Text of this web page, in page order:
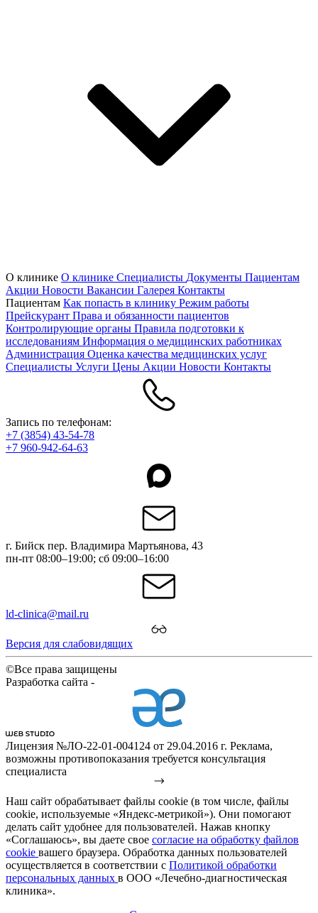
О клинике О клинике Специалисты Документы Пациентам
Акции Новости Вакансии Галерея Контакты
Пациентам Как попасть в клинику Режим работы
Прейскурант Права и обязанности пациентов
Контролирующие органы Правила подготовки к
исследованиям Информация о медицинских работниках
Администрация Оценка качества медицинских услуг
Специалисты Услуги Цены Акции Новости Контакты
Запись по телефонам:
+7 (3854) 43-54-78
+7 960-942-64-63
г. Бийск пер. Владимира Мартьянова, 43
пн-пт 08:00–19:00; сб 09:00–16:00
ld-clinica@mail.ru
Версия для слабовидящих
©Все права защищены
Разработка сайта -
Лицензия №ЛО-22-01-004124 от 29.04.2016 г. Реклама,
возможны противопоказания требуется консультация
специалиста
Наш сайт обрабатывает файлы cookie (в том числе, файлы
cookie, используемые «Яндекс-метрикой»). Они помогают
делать сайт удобнее для пользователей. Нажав кнопку
«Соглашаюсь», вы даете свое согласие на обработку файлов
cookie вашего браузера. Обработка данных пользователей
осуществляется в соответствии с Политикой обработки
персональных данных в ООО «Лечебно-диагностическая
клиника».